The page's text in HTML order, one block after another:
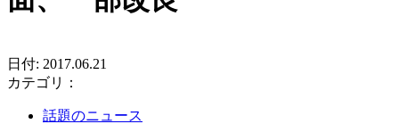
日付: 2017.06.21
カテゴリ：
話題のニュース